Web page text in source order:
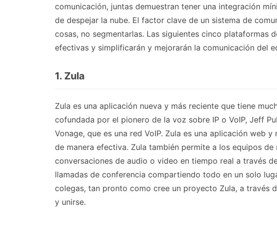
comunicación, juntas demuestran tener una integración
de despejar la nube. El factor clave de un sistema de
cosas, no segmentarlas. Las siguientes cinco plataformas
efectivas y simplificarán y mejorarán la comunicación del
1. Zula
Zula es una aplicación nueva y más reciente que tiene
cofundada por el pionero de la voz sobre IP o VoIP, Jeff
Vonage, que es una red VoIP. Zula es una aplicación web
de manera efectiva. Zula también permite a los equipos
conversaciones de audio o video en tiempo real a través
llamadas de conferencia compartiendo todo en un solo
colegas, tan pronto como cree un proyecto Zula, a través
y unirse.